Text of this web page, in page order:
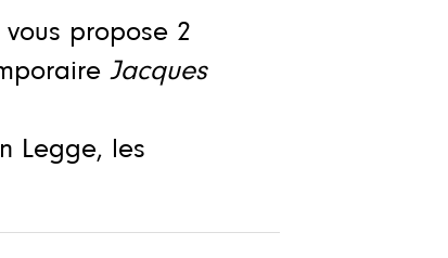
propose 2
Jacques
Legge, les